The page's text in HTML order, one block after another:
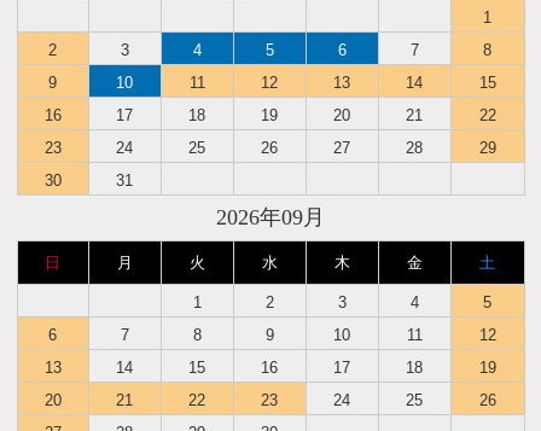
1
2
3 4 5 6 7
8
9
10 11 12 13 14
15
16
17 18 19 20 21
22
23
24 25 26 27 28
29
30
31
2026年09月
日 月 火 水 木 金 土
1 2 3 4
5
6
7 8 9 10 11
12
13
14 15 16 17 18
19
20
21 22 23 24 25
26